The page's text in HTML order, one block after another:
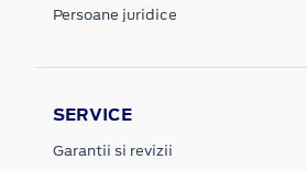
Persoane juridice
SERVICE
Garantii si revizii